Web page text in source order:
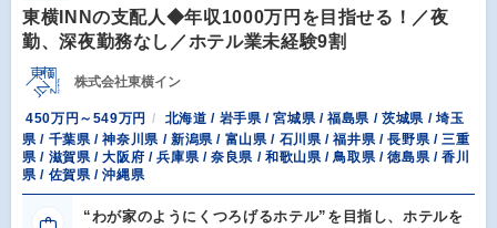
東横INNの支配人◆年収1000万円を目指せる！／夜
勤、深夜勤務なし／ホテル業未経験9割
株式会社東横イン
450万円～549万円
北海道 / 岩手県 / 宮城県 / 福島県 / 茨城県 / 埼玉
県 / 千葉県 / 神奈川県 / 新潟県 / 富山県 / 石川県 / 福井県 / 長野県 / 三重
県 / 滋賀県 / 大阪府 / 兵庫県 / 奈良県 / 和歌山県 / 鳥取県 / 徳島県 / 香川
県 / 佐賀県 / 沖縄県
“わが家のようにくつろげるホテル”を目指し、ホテルを